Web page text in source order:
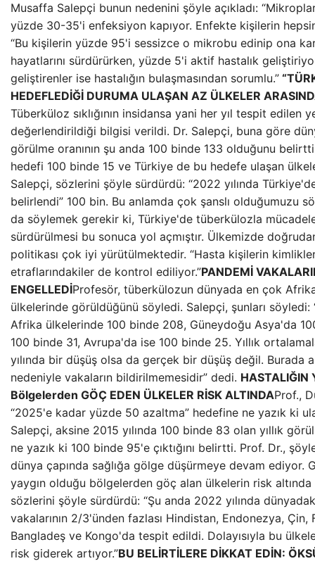
Musaffa Salepçi bunun nedenini şöyle açıkladı:
yüzde 30-35'i enfeksiyon kapıyor. Enfekte kişilerin
“Bu kişilerin yüzde 95'i sessizce o mikrobu edinip ona
hayatlarını sürdürürken, yüzde 5'i aktif hastalık
geliştirenler ise hastalığın bulaşmasından sorumlu.”
HEDEFLEDİĞİ DURUMA ULAŞAN AZ ÜLKELER
Tüberküloz sıklığının insidansa yani her yıl tespit edilen
değerlendirildiği bilgisi verildi. Dr. Salepçi, buna göre
görülme oranının şu anda 100 binde 133 olduğunu
hedefi 100 binde 15 ve Türkiye de bu hedefe ulaşan
Salepçi, sözlerini şöyle sürdürdü: “2022 yılında
belirlendi” 100 bin. Bu anlamda çok şanslı olduğumuzu
da söylemek gerekir ki, Türkiye'de tüberkülozla
sürdürülmesi bu sonuca yol açmıştır. Ülkemizde
politikası çok iyi yürütülmektedir. “Hasta kişilerin
etraflarındakiler de kontrol ediliyor.”PANDEMİ
ENGELLEDİProfesör, tüberkülozun dünyada en çok
ülkelerinde görüldüğünü söyledi. Salepçi, şunları söyledi:
Afrika ülkelerinde 100 binde 208, Güneydoğu Asya'da
100 binde 31, Avrupa'da ise 100 binde 25. Yıllık
yılında bir düşüş olsa da gerçek bir düşüş değil. Burada
nedeniyle vakaların bildirilmemesidir” dedi. HASTALIĞIN
Bölgelerden GÖÇ EDEN ÜLKELER RİSK ALTINDAProf.,
“2025'e kadar yüzde 50 azaltma” hedefine ne yazık ki
Salepçi, aksine 2015 yılında 100 binde 83 olan yıllık
ne yazık ki 100 binde 95'e çıktığını belirtti. Prof. Dr.,
dünya çapında sağlığa gölge düşürmeye devam ediyor.
yaygın olduğu bölgelerden göç alan ülkelerin risk
sözlerini şöyle sürdürdü: “Şu anda 2022 yılında
vakalarının 2/3'ünden fazlası Hindistan, Endonezya,
Bangladeş ve Kongo'da tespit edildi. Dolayısıyla bu
risk giderek artıyor.”BU BELİRTİLERE DİKKAT EDİN: